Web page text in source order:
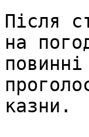
Після
на
казни.